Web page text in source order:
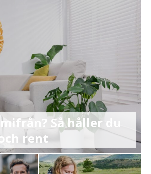
Så håller du
rent